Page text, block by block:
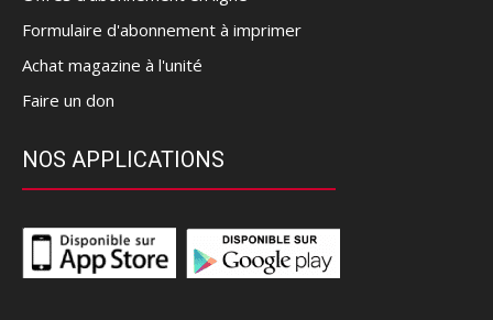
Formulaire d'abonnement à imprimer
Achat magazine à l'unité
Faire un don
NOS APPLICATIONS